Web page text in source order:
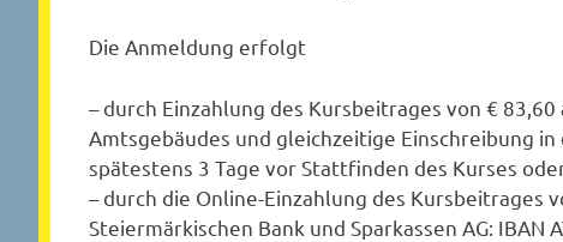
Die Anmeldung erfolgt
– durch Einzahlung des Kursbeitrages von €
Amtsgebäudes und gleichzeitige Einschreibung
spätestens 3 Tage vor Stattfinden des Kurses
– durch die Online-Einzahlung des Kursbeitrages
Steiermärkischen Bank und Sparkassen AG: IBAN